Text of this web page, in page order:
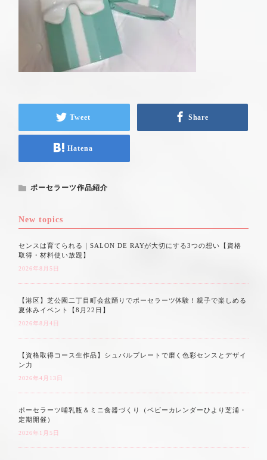
Tweet Share
Hatena
ポーセラーツ作品紹介
New topics
センスは育てられる｜SALON DE RAYが大切にする3つの想い【資格
取得・材料使い放題】
2026年8月5日
【港区】芝公園二丁目町会盆踊りでポーセラーツ体験！親子で楽しめる
夏休みイベント【8月22日】
2026年8月4日
【資格取得コース生作品】シュバルプレートで磨く色彩センスとデザイ
ン力
2026年4月13日
ポーセラーツ哺乳瓶＆ミニ食器づくり（ベビーカレンダーひより芝浦・
定期開催）
2026年1月5日